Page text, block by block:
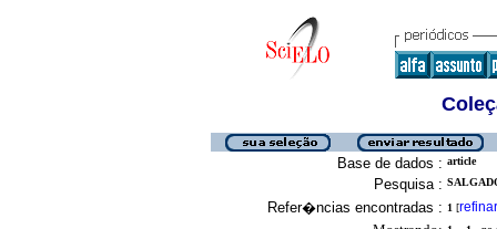
Base de dados : article
Pesquisa :
Refer�ncias encontradas : 1 [refinar